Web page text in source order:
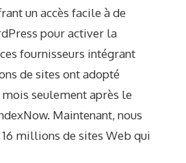
un accès facile à de
pour activer la
fournisseurs intégrant
de sites ont adopté
seulement après le
Maintenant, nous
millions de sites Web qui